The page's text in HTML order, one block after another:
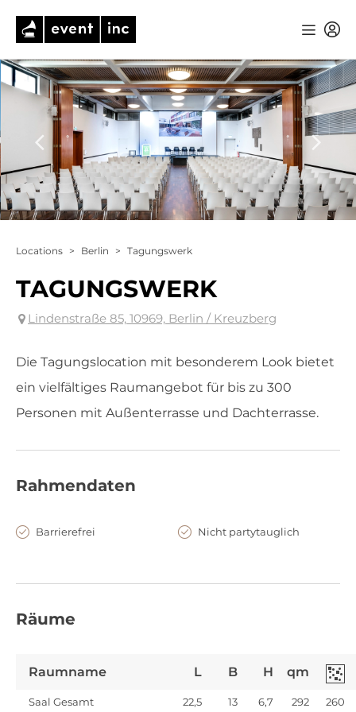
Locations > Berlin > Tagungswerk
TAGUNGSWERK
Lindenstraße 85, 10969, Berlin / Kreuzberg
Die Tagungslocation mit besonderem Look bietet
ein vielfältiges Raumangebot für bis zu 300
Personen mit Außenterrasse und Dachterrasse.
Rahmendaten
Barrierefrei Nicht partytauglich
Räume
Raumname L B H qm
Saal Gesamt 22,5 13 6,7 292
260